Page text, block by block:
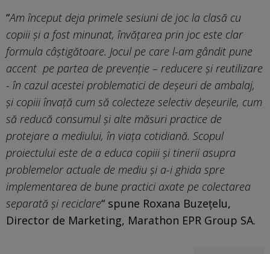
“Am început deja primele sesiuni de joc la clasă cu
copiii și a fost minunat, învățarea prin joc este clar
formula câștigătoare. Jocul pe care l-am gândit pune
accent pe partea de prevenție – reducere și reutilizare
- în cazul acestei problematici de deșeuri de ambalaj,
și copiii învață cum să colecteze selectiv deșeurile, cum
să reducă consumul și alte măsuri practice de
protejare a mediului, în viața cotidiană. Scopul
proiectului este de a educa copiii și tinerii asupra
problemelor actuale de mediu și a-i ghida spre
implementarea de bune practici axate pe colectarea
separată și reciclare“ spune Roxana Buzețelu,
Director de Marketing, Marathon EPR Group SA.